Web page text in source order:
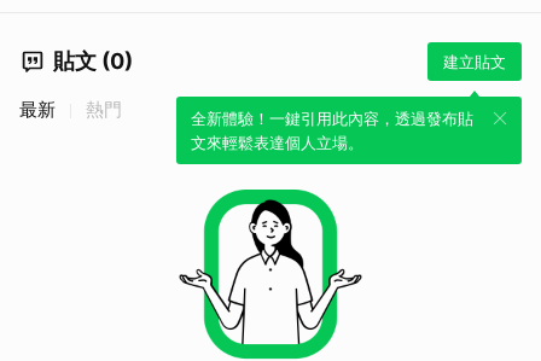
一起面對這世界！
馬上加入「LINE TODAY LIVE」官方帳號
貼文 (0) 建立貼文
全新體驗！一鍵引用此內容，透過發布貼
文來輕鬆表達個人立場。
最新 熱門